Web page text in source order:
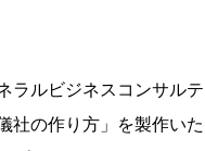
ラルビジネスコンサル
の作り方」を製作いた